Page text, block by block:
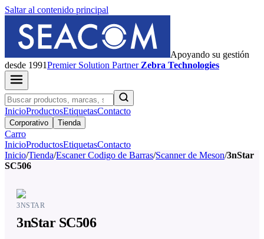
Saltar al contenido principal
Apoyando su gestión
desde 1991PremierSolution Partner Zebra Technologies
InicioProductosEtiquetasContacto
Corporativo Tienda
Carro
InicioProductosEtiquetasContacto
Inicio/Tienda/Escaner Codigo de Barras/Scanner de Meson/3nStar
SC506
3NSTAR
3nStar SC506